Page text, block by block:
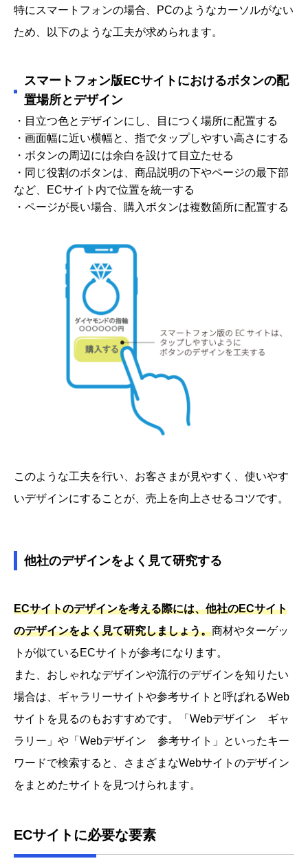
特にスマートフォンの場合、PCのようなカーソルがない
ため、以下のような工夫が求められます。
スマートフォン版ECサイトにおけるボタンの配
置場所とデザイン
・目立つ色とデザインにし、目につく場所に配置する
・画面幅に近い横幅と、指でタップしやすい高さにする
・ボタンの周辺には余白を設けて目立たせる
・同じ役割のボタンは、商品説明の下やページの最下部
など、ECサイト内で位置を統一する
・ページが長い場合、購入ボタンは複数箇所に配置する
このような工夫を行い、お客さまが見やすく、使いやす
いデザインにすることが、売上を向上させるコツです。
他社のデザインをよく見て研究する
ECサイトのデザインを考える際には、他社のECサイト
のデザインをよく見て研究しましょう。商材やターゲッ
トが似ているECサイトが参考になります。
また、おしゃれなデザインや流行のデザインを知りたい
場合は、ギャラリーサイトや参考サイトと呼ばれるWeb
サイトを見るのもおすすめです。「Webデザイン ギャ
ラリー」や「Webデザイン 参考サイト」といったキー
ワードで検索すると、さまざまなWebサイトのデザイン
をまとめたサイトを見つけられます。
ECサイトに必要な要素